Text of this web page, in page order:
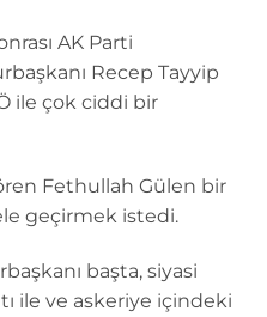
AK Parti
Recep Tayyip
ile çok ciddi bir
Fethullah Gülen bir
geçirmek istedi.
başta, siyasi
ile ve askeriye içindeki